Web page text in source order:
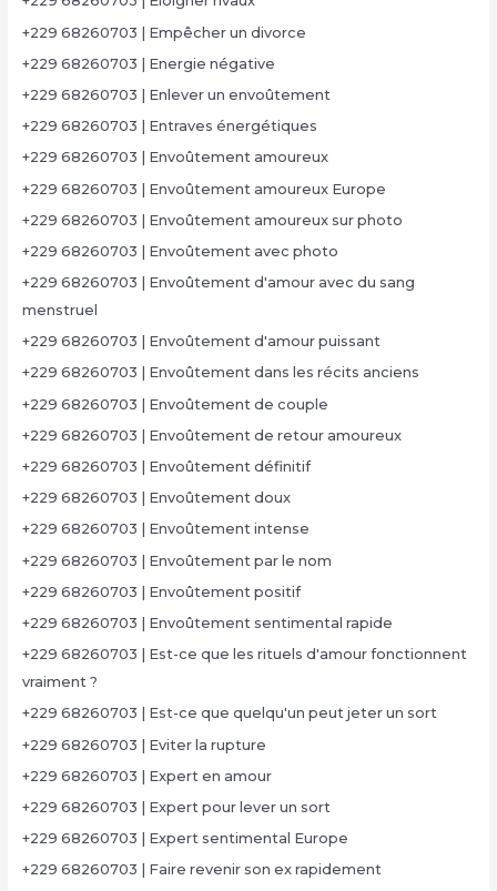
+229 68260703 | Empêcher un divorce
+229 68260703 | Energie négative
+229 68260703 | Enlever un envoûtement
+229 68260703 | Entraves énergétiques
+229 68260703 | Envoûtement amoureux
+229 68260703 | Envoûtement amoureux Europe
+229 68260703 | Envoûtement amoureux sur photo
+229 68260703 | Envoûtement avec photo
+229 68260703 | Envoûtement d'amour avec du sang
menstruel
+229 68260703 | Envoûtement d'amour puissant
+229 68260703 | Envoûtement dans les récits anciens
+229 68260703 | Envoûtement de couple
+229 68260703 | Envoûtement de retour amoureux
+229 68260703 | Envoûtement définitif
+229 68260703 | Envoûtement doux
+229 68260703 | Envoûtement intense
+229 68260703 | Envoûtement par le nom
+229 68260703 | Envoûtement positif
+229 68260703 | Envoûtement sentimental rapide
+229 68260703 | Est-ce que les rituels d'amour fonctionnent
vraiment ?
+229 68260703 | Est-ce que quelqu'un peut jeter un sort
+229 68260703 | Eviter la rupture
+229 68260703 | Expert en amour
+229 68260703 | Expert pour lever un sort
+229 68260703 | Expert sentimental Europe
+229 68260703 | Faire revenir son ex rapidement